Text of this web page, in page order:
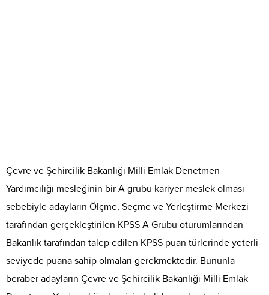
Çevre ve Şehircilik Bakanlığı Milli Emlak Denetmen
Yardımcılığı mesleğinin bir A grubu kariyer meslek olması
sebebiyle adayların Ölçme, Seçme ve Yerleştirme Merkezi
tarafından gerçekleştirilen KPSS A Grubu oturumlarından
Bakanlık tarafından talep edilen KPSS puan türlerinde yeterli
seviyede puana sahip olmaları gerekmektedir. Bununla
beraber adayların Çevre ve Şehircilik Bakanlığı Milli Emlak